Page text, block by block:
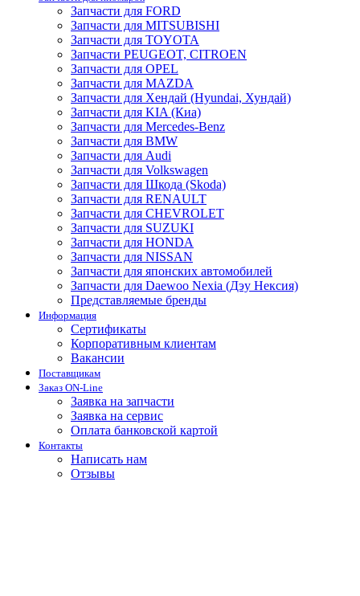
Запчасти для FORD
Запчасти для MITSUBISHI
Запчасти для TOYOTA
Запчасти PEUGEOT, CITROEN
Запчасти для OPEL
Запчасти для MAZDA
Запчасти для Хендай (Hyundai, Хундай)
Запчасти для KIA (Киа)
Запчасти для Mercedes-Benz
Запчасти для BMW
Запчасти для Audi
Запчасти для Volkswagen
Запчасти для Шкода (Skoda)
Запчасти для RENAULT
Запчасти для CHEVROLET
Запчасти для SUZUKI
Запчасти для HONDA
Запчасти для NISSAN
Запчасти для японских автомобилей
Запчасти для Daewoo Nexia (Дэу Нексия)
Представляемые бренды
Информация
Сертификаты
Корпоративным клиентам
Вакансии
Поставщикам
Заказ ON-Line
Заявка на запчасти
Заявка на сервис
Оплата банковской картой
Контакты
Написать нам
Отзывы